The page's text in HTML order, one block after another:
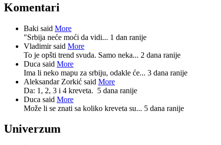
Komentari
Baki said More
"Srbija neće moći da vidi... 1 dan ranije
Vladimir said More
To je opšti trend svuda. Samo neka... 2 dana ranije
Duca said More
Ima li neko mapu za srbiju, odakle će... 3 dana ranije
Aleksandar Zorkić said More
Da: 1, 2, 3 i 4 kreveta. 5 dana ranije
Duca said More
Može li se znati sa koliko kreveta su... 5 dana ranije
Univerzum